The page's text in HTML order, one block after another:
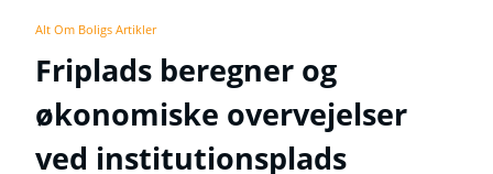
Alt Om Boligs Artikler
Friplads beregner og
økonomiske overvejelser
ved institutionsplads